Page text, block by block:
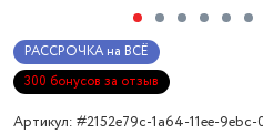
РАССРОЧКА на ВСЁ
300 бонусов за отзыв
Артикул: #2152e79c-1a64-11ee-